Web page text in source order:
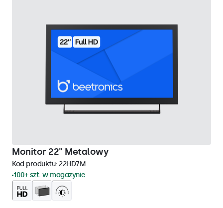
Monitor 22" Metalowy
Kod produktu: 22HD7M
100+ szt. w magazynie